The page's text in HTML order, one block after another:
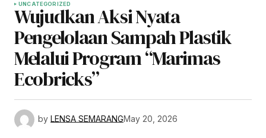
UNCATEGORIZED
Wujudkan Aksi Nyata
Pengelolaan Sampah Plastik
Melalui Program “Marimas
Ecobricks”
by LENSA SEMARANGMay 20, 2026